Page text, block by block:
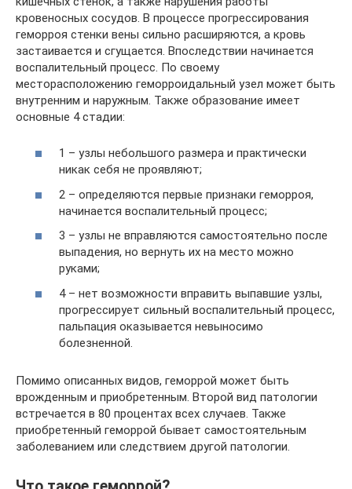
кровеносных сосудов. В процессе прогрессирования
геморроя стенки вены сильно расширяются, а кровь
застаивается и сгущается. Впоследствии начинается
воспалительный процесс. По своему
месторасположению геморроидальный узел может быть
внутренним и наружным. Также образование имеет
основные 4 стадии:
1 – узлы небольшого размера и практически
никак себя не проявляют;
2 – определяются первые признаки геморроя,
начинается воспалительный процесс;
3 – узлы не вправляются самостоятельно после
выпадения, но вернуть их на место можно
руками;
4 – нет возможности вправить выпавшие узлы,
прогрессирует сильный воспалительный процесс,
пальпация оказывается невыносимо
болезненной.
Помимо описанных видов, геморрой может быть
врожденным и приобретенным. Второй вид патологии
встречается в 80 процентах всех случаев. Также
приобретенный геморрой бывает самостоятельным
заболеванием или следствием другой патологии.